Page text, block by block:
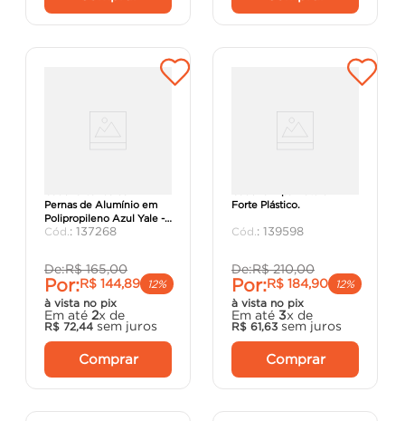
Pernas de Alumínio em
Polipropileno Azul Yale -
Tramontina.
: 137268
De:R$ 165,00
Por:R$ 144,89
12%
à vista no pix
Em até 2x de
R$ 72,44 sem juros
Comprar
Forte Plástico.
: 139598
De:R$ 210,00
Por:R$ 184,90
12%
à vista no pix
Em até 3x de
R$ 61,63 sem juros
Comprar